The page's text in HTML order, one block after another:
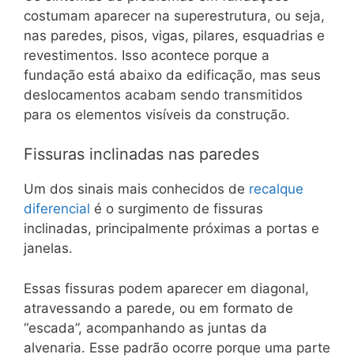
costumam aparecer na superestrutura, ou seja,
nas paredes, pisos, vigas, pilares, esquadrias e
revestimentos. Isso acontece porque a
fundação está abaixo da edificação, mas seus
deslocamentos acabam sendo transmitidos
para os elementos visíveis da construção.
Fissuras inclinadas nas paredes
Um dos sinais mais conhecidos de recalque
diferencial é o surgimento de fissuras
inclinadas, principalmente próximas a portas e
janelas.
Essas fissuras podem aparecer em diagonal,
atravessando a parede, ou em formato de
“escada”, acompanhando as juntas da
alvenaria. Esse padrão ocorre porque uma parte